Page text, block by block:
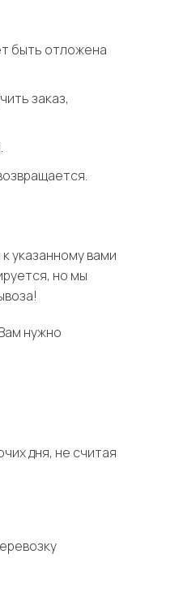
быть отложена
заказ,
указанному вами
но мы
нужно
дня, не считая